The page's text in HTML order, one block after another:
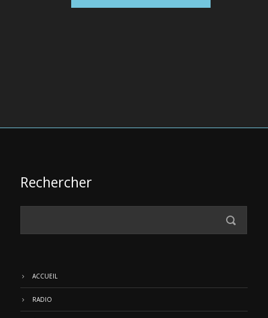
Rechercher
ACCUEIL
RADIO